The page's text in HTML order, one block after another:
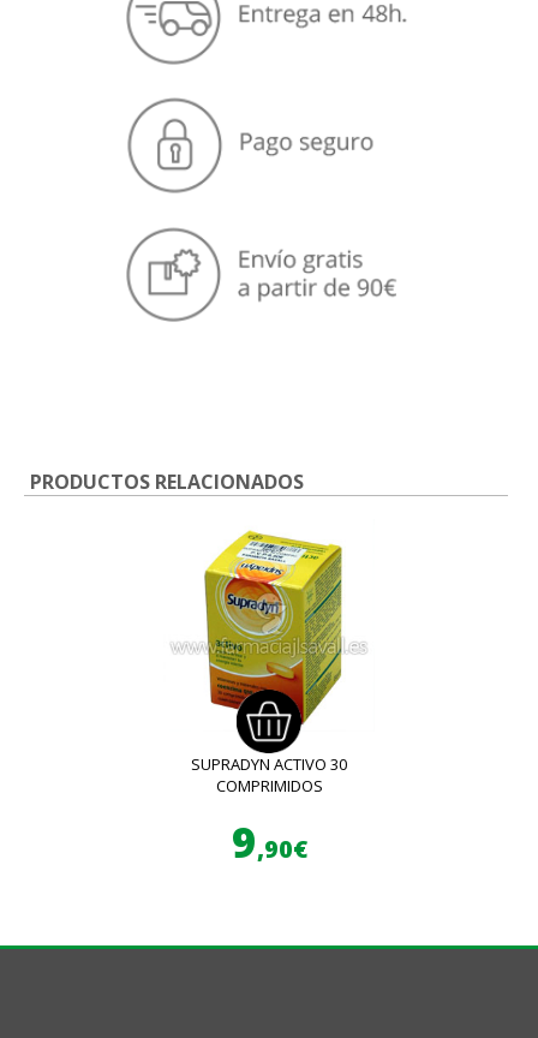
PRODUCTOS RELACIONADOS
SUPRADYN ACTIVO 30
COMPRIMIDOS
9,90€